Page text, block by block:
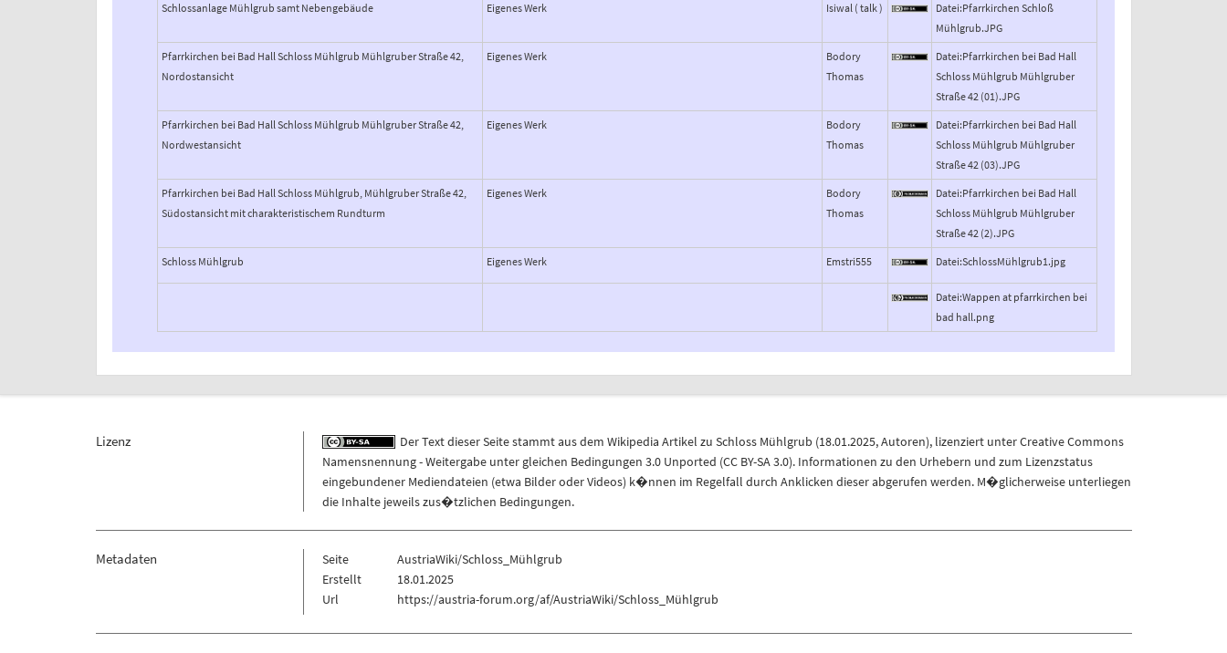
Schlossanlage Mühlgrub samt Nebengebäude Eigenes Werk Isiwal ( talk )
Datei:Pfarrkirchen Schloß
Mühlgrub.JPG
Pfarrkirchen bei Bad Hall Schloss Mühlgrub Mühlgruber Straße 42,
Nordostansicht
Eigenes Werk
Bodory
Thomas
Datei:Pfarrkirchen bei Bad Hall
Schloss Mühlgrub Mühlgruber
Straße 42 (01).JPG
Pfarrkirchen bei Bad Hall Schloss Mühlgrub Mühlgruber Straße 42,
Nordwestansicht
Eigenes Werk
Bodory
Thomas
Datei:Pfarrkirchen bei Bad Hall
Schloss Mühlgrub Mühlgruber
Straße 42 (03).JPG
Pfarrkirchen bei Bad Hall Schloss Mühlgrub, Mühlgruber Straße 42,
Südostansicht mit charakteristischem Rundturm
Eigenes Werk
Bodory
Thomas
Datei:Pfarrkirchen bei Bad Hall
Schloss Mühlgrub Mühlgruber
Straße 42 (2).JPG
Schloss Mühlgrub Eigenes Werk Emstri555 Datei:SchlossMühlgrub1.jpg
Datei:Wappen at pfarrkirchen bei
bad hall.png
Lizenz Der Text dieser Seite stammt aus dem Wikipedia Artikel zu Schloss Mühlgrub (18.01.2025,Autoren), lizenziert unterCreative Commons
Namensnennung - Weitergabe unter gleichen Bedingungen 3.0 Unported (CC BY-SA 3.0). Informationen zu den Urhebern und zum Lizenzstatus
eingebundener Mediendateien (etwa Bilder oder Videos) k�nnen im Regelfall durch Anklicken dieser abgerufen werden. M�glicherweise unterliegen
die Inhalte jeweils zus�tzlichen Bedingungen.
Metadaten Seite
AustriaWiki/Schloss_Mühlgrub
Erstellt
18.01.2025
Url
https://austria-forum.org/af/AustriaWiki/Schloss_Mühlgrub